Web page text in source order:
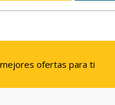
ofertas para ti